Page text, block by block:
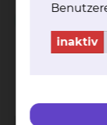
inaktiv